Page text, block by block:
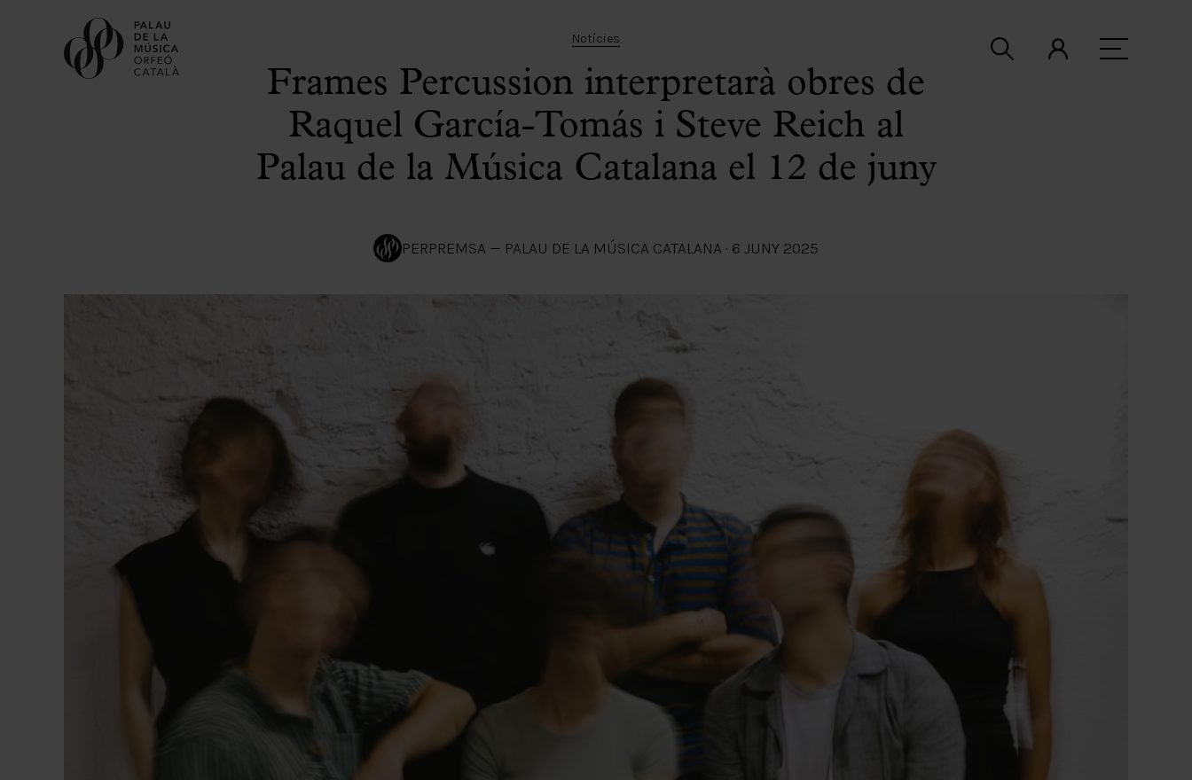
Notícies
Frames Percussion interpretarà obres de
Raquel García-Tomás i Steve Reich al
Palau de la Música Catalana el 12 de juny
PERPREMSA — PALAU DE LA MÚSICA CATALANA · 6 JUNY 2025